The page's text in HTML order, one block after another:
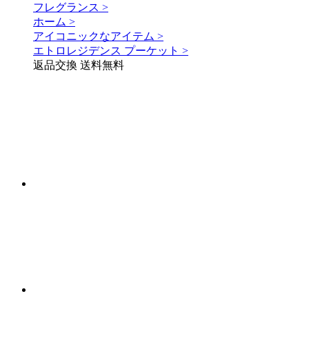
フレグランス >
ホーム >
アイコニックなアイテム >
エトロレジデンス プーケット >
返品交換 送料無料